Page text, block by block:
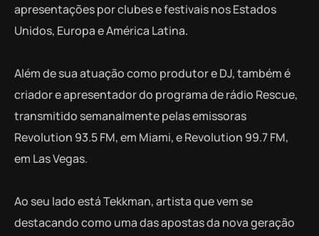
apresentações por clubes e festivais nos Estados
Unidos, Europa e América Latina.
Além de sua atuação como produtor e DJ, também é
criador e apresentador do programa de rádio Rescue,
transmitido semanalmente pelas emissoras
Revolution 93.5 FM, em Miami, e Revolution 99.7 FM,
em Las Vegas.
Ao seu lado está Tekkman, artista que vem se
destacando como uma das apostas da nova geração